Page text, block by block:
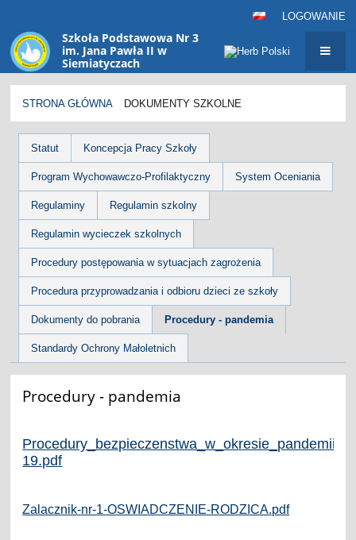
LOGOWANIE
Szkoła Podstawowa Nr 3
im. Jana Pawła II w
Siemiatyczach
sp3@siemiatycze.eu
STRONA GŁÓWNA DOKUMENTY SZKOLNE
Dokumenty
szkolne
Statut Koncepcja Pracy Szkoły
Program Wychowawczo-Profilaktyczny System Oceniania
Regulaminy Regulamin szkolny
Regulamin wycieczek szkolnych
Procedury postępowania w sytuacjach zagrożenia
Procedura przyprowadzania i odbioru dzieci ze szkoły
Dokumenty do pobrania Procedury - pandemia
Standardy Ochrony Małoletnich
Procedury - pandemia
19.pdf
Zalacznik-nr-1-OSWIADCZENIE-RODZICA.pdf